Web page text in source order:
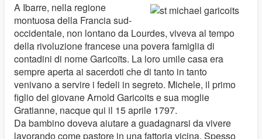
A Ibarre, nella regione
montuosa della Francia sud-
occidentale, non lontano da Lourdes, viveva al tempo
della rivoluzione francese una povera famiglia di
contadini di nome Garicoïts. La loro umile casa era
sempre aperta ai sacerdoti che di tanto in tanto
venivano a servire i fedeli in segreto. Michele, il primo
figlio del giovane Arnold Garicoits e sua moglie
Gratianne, nacque qui il 15 aprile 1797.
Da bambino doveva aiutare a guadagnarsi da vivere
lavorando come pastore in una fattoria vicina. Spesso